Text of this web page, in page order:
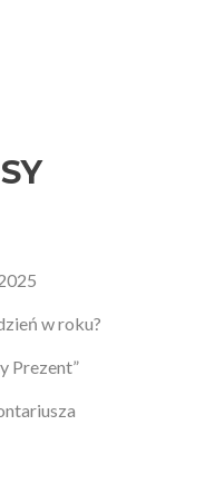
w roku?
Prezent”